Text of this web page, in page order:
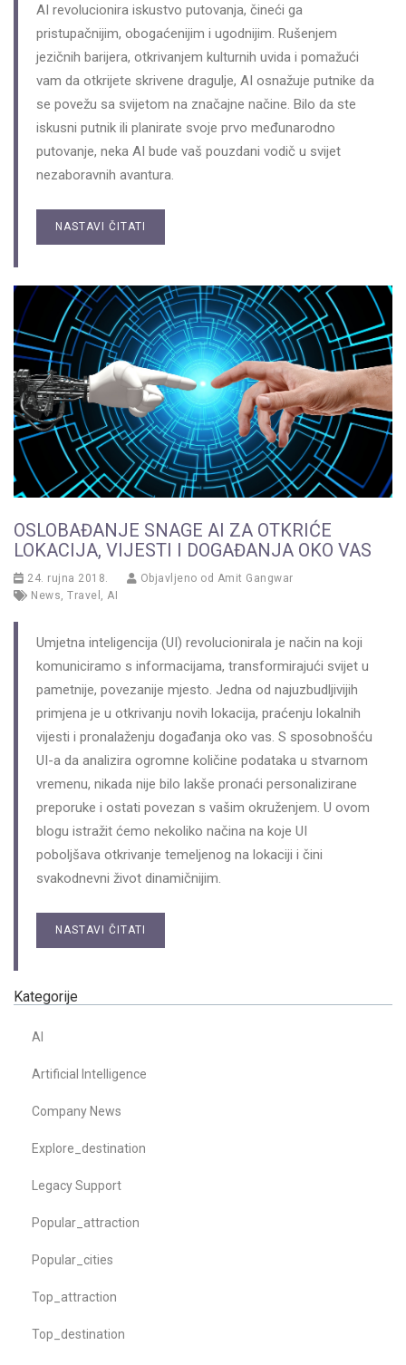
AI revolucionira iskustvo putovanja, čineći ga
pristupačnijim, obogaćenijim i ugodnijim. Rušenjem
jezičnih barijera, otkrivanjem kulturnih uvida i pomažući
vam da otkrijete skrivene dragulje, AI osnažuje putnike da
se povežu sa svijetom na značajne načine. Bilo da ste
iskusni putnik ili planirate svoje prvo međunarodno
putovanje, neka AI bude vaš pouzdani vodič u svijet
nezaboravnih avantura.
NASTAVI ČITATI
OSLOBAĐANJE SNAGE AI ZA OTKRIĆE
LOKACIJA, VIJESTI I DOGAĐANJA OKO VAS
24. rujna 2018. Objavljeno od Amit Gangwar
News, Travel , AI
Umjetna inteligencija (UI) revolucionirala je način na koji
komuniciramo s informacijama, transformirajući svijet u
pametnije, povezanije mjesto. Jedna od najuzbudljivijih
primjena je u otkrivanju novih lokacija, praćenju lokalnih
vijesti i pronalaženju događanja oko vas. S sposobnošću
UI-a da analizira ogromne količine podataka u stvarnom
vremenu, nikada nije bilo lakše pronaći personalizirane
preporuke i ostati povezan s vašim okruženjem. U ovom
blogu istražit ćemo nekoliko načina na koje UI
poboljšava otkrivanje temeljenog na lokaciji i čini
svakodnevni život dinamičnijim.
NASTAVI ČITATI
Kategorije
AI
Artificial Intelligence
Company News
Explore_destination
Legacy Support
Popular_attraction
Popular_cities
Top_attraction
Top_destination